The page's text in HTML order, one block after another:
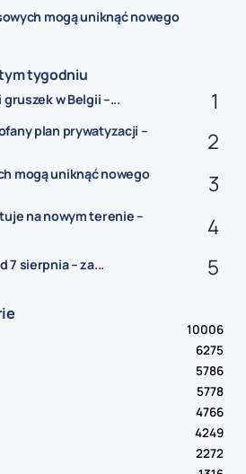
mogą uniknąć nowego
tygodniu
w Belgii –...
plan prywatyzacji –
mogą uniknąć nowego
na nowym terenie –
7 sierpnia – za...
10006
6275
5786
5778
4766
4249
2272